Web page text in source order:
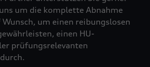
um die komplette Abnahme
um einen reibungslosen
einen HU-
prüfungsrelevanten